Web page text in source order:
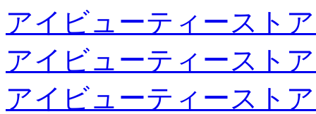
アイビューティースト
アイビューティースト
アイビューティースト